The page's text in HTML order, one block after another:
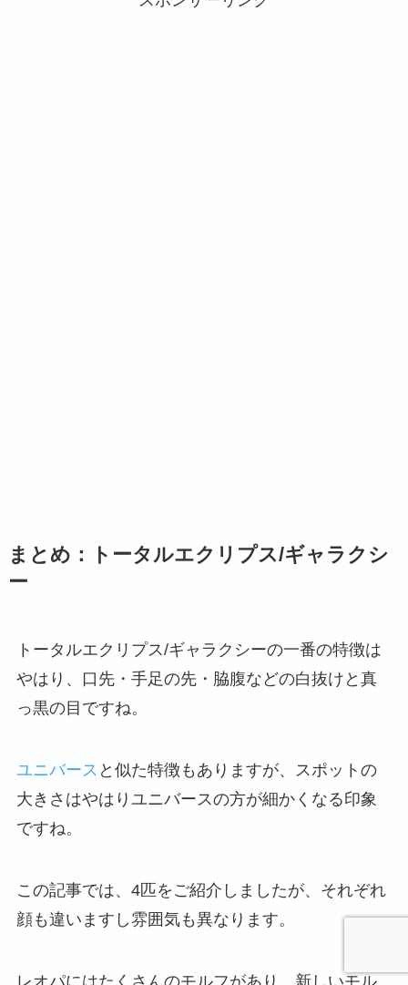
まとめ：トータルエクリプス/ギャラクシ
ー
トータルエクリプス/ギャラクシーの一番の特徴は
やはり、口先・手足の先・脇腹などの白抜けと真
っ黒の目ですね。
ユニバース と似た特徴もありますが、スポットの
大きさはやはりユニバースの方が細かくなる印象
ですね。
この記事では、4匹をご紹介しましたが、それぞれ
顔も違いますし雰囲気も異なります。
レオパにはたくさんのモルフがあり、新しいモル